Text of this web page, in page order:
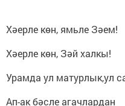
Хәерле көн, ямьле Зәем!
Хәерле көн, Зәй халкы!
Урамда ул матурлык,ул
Ап-ак бәсле агачлардан